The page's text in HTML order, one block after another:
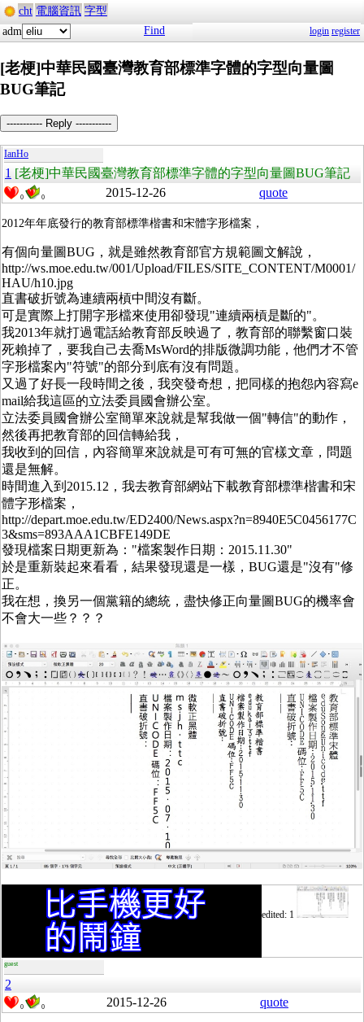
cht 電腦資訊 字型
adm
Find login register
[老梗]中華民國臺灣教育部標準字體的字型向量圖
BUG筆記
----------- Reply -----------
IanHo
1 [老梗]中華民國臺灣教育部標準字體的字型向量圖BUG筆記
0 0 2015-12-26 quote
2012年年底發行的教育部標準楷書和宋體字形檔案，
有個向量圖BUG，就是雖然教育部官方規範圖文解說，
http://ws.moe.edu.tw/001/Upload/FILES/SITE_CONTENT/M0001/
HAU/h10.jpg
直書破折號為連續兩槓中間沒有斷。
可是實際上打開字形檔來使用卻發現"連續兩槓是斷的"。
我2013年就打過電話給教育部反映過了，教育部的聯繫窗口裝
死賴掉了，要我自己去喬MsWord的排版微調功能，他們才不管
字形檔案內"符號"的部分到底有沒有問題。
又過了好長一段時間之後，我突發奇想，把同樣的抱怨內容寫e
mail給我這區的立法委員國會辦公室。
立法委員國會辦公室簡單來說就是幫我做一個"轉信"的動作，
然後再把教育部的回信轉給我，
我收到的回信，內容簡單來說就是可有可無的官樣文章，問題
還是無解。
時間進入到2015.12，我去教育部網站下載教育部標準楷書和宋
體字形檔案，
http://depart.moe.edu.tw/ED2400/News.aspx?n=8940E5C0456177C
3&sms=893AAA1CBFE149DE
發現檔案日期更新為："檔案製作日期：2015.11.30"
於是重新裝起來看看，結果發現還是一樣，BUG還是"沒有"修
正。
我在想，換另一個黨籍的總統，盡快修正向量圖BUG的機率會
不會大一些？？？
edited: 1
guest
2
0 0 2015-12-26 quote